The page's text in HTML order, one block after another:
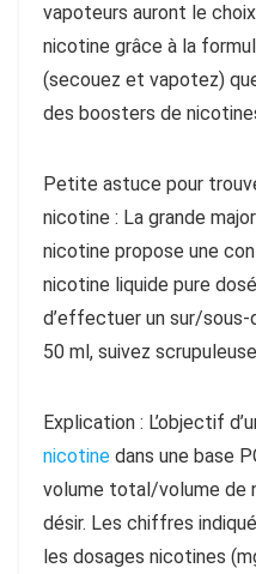
vapoteurs auront le
nicotine grâce à la
(secouez et vapotez)
des boosters de
Petite astuce pour
nicotine : La grande
nicotine propose une
nicotine liquide pure
d’effectuer un sur/
50 ml, suivez
Explication : L’objectif
nicotine dans une base
volume total/volume de
désir. Les chiffres
les dosages nicotines